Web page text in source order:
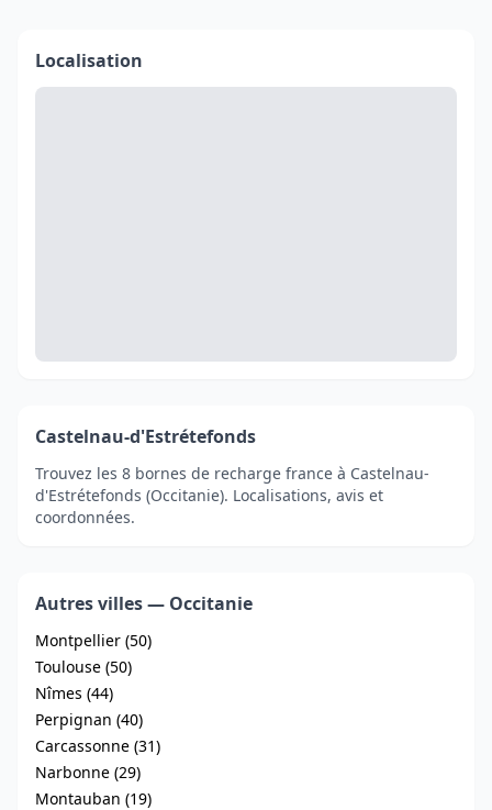
Localisation
Castelnau-d'Estrétefonds
Trouvez les 8 bornes de recharge france à Castelnau-
d'Estrétefonds (Occitanie). Localisations, avis et
coordonnées.
Autres villes — Occitanie
Montpellier (50)
Toulouse (50)
Nîmes (44)
Perpignan (40)
Carcassonne (31)
Narbonne (29)
Montauban (19)